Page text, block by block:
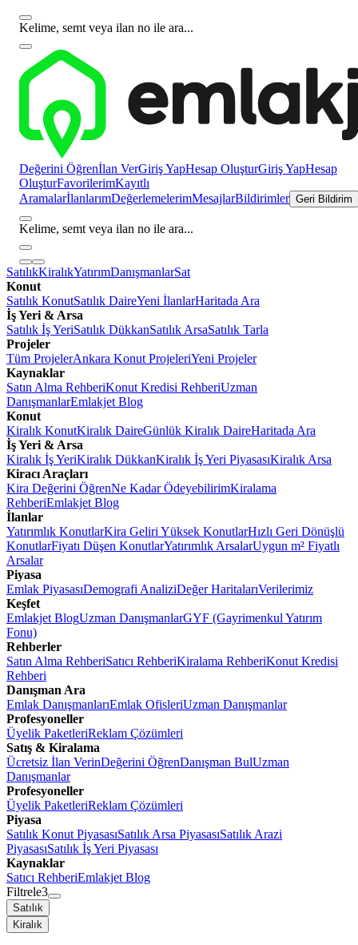
Kelime, semt veya ilan no ile ara...
Değerini Öğrenİlan VerGiriş YapHesap OluşturGiriş YapHesap
OluşturFavorilerimKayıtlı
AramalarİlanlarımDeğerlemelerimMesajlarBildirimler Geri Bildirim
Kelime, semt veya ilan no ile ara...
SatılıkKiralıkYatırımDanışmanlarSat
Konut
Satılık KonutSatılık DaireYeni İlanlarHaritada Ara
İş Yeri & Arsa
Satılık İş YeriSatılık DükkanSatılık ArsaSatılık Tarla
Projeler
Tüm ProjelerAnkara Konut ProjeleriYeni Projeler
Kaynaklar
Satın Alma RehberiKonut Kredisi RehberiUzman
DanışmanlarEmlakjet Blog
Konut
Kiralık KonutKiralık DaireGünlük Kiralık DaireHaritada Ara
İş Yeri & Arsa
Kiralık İş YeriKiralık DükkanKiralık İş Yeri PiyasasıKiralık Arsa
Kiracı Araçları
Kira Değerini ÖğrenNe Kadar ÖdeyebilirimKiralama
RehberiEmlakjet Blog
İlanlar
Yatırımlık KonutlarKira Geliri Yüksek KonutlarHızlı Geri Dönüşlü
KonutlarFiyatı Düşen KonutlarYatırımlık ArsalarUygun m² Fiyatlı
Arsalar
Piyasa
Emlak PiyasasıDemografi AnaliziDeğer HaritalarıVerilerimiz
Keşfet
Emlakjet BlogUzman DanışmanlarGYF (Gayrimenkul Yatırım
Fonu)
Rehberler
Satın Alma RehberiSatıcı RehberiKiralama RehberiKonut Kredisi
Rehberi
Danışman Ara
Emlak DanışmanlarıEmlak OfisleriUzman Danışmanlar
Profesyoneller
Üyelik PaketleriReklam Çözümleri
Satış & Kiralama
Ücretsiz İlan VerinDeğerini ÖğrenDanışman BulUzman
Danışmanlar
Profesyoneller
Üyelik PaketleriReklam Çözümleri
Piyasa
Satılık Konut PiyasasıSatılık Arsa PiyasasıSatılık Arazi
PiyasasıSatılık İş Yeri Piyasası
Kaynaklar
Satıcı RehberiEmlakjet Blog
Filtrele3
Satılık
Kiralık